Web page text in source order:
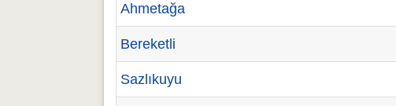
Ahmetağa
Bereketli
Sazlıkuyu